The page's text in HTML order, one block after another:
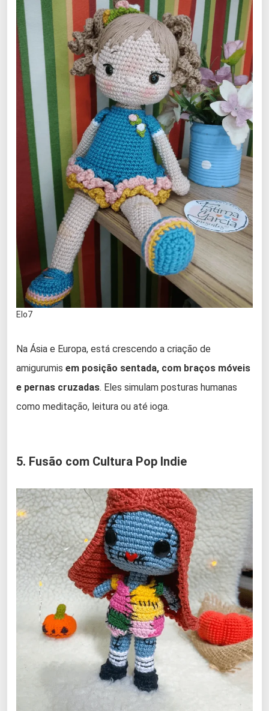
Elo7
Na Ásia e Europa, está crescendo a criação de
amigurumis em posição sentada, com braços móveis
e pernas cruzadas. Eles simulam posturas humanas
como meditação, leitura ou até ioga.
5. Fusão com Cultura Pop Indie